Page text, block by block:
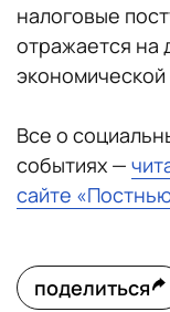
налоговые
отражается на
экономической
Все о
событиях —
сайте
поделиться